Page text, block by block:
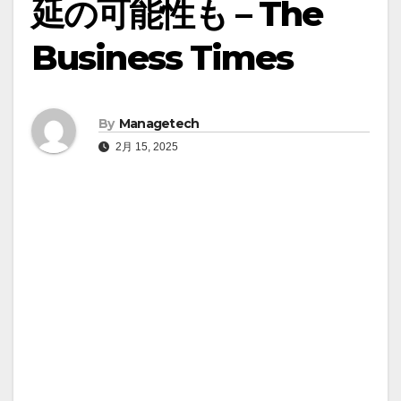
延の可能性も – The
Business Times
By Managetech
2月 15, 2025